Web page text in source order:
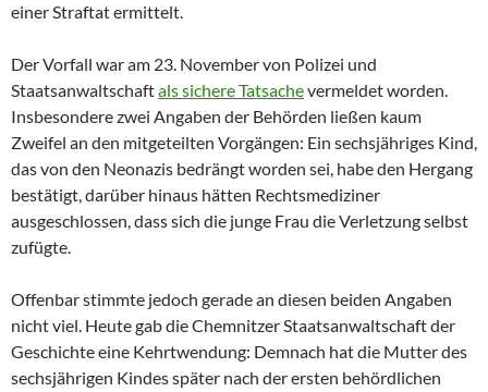
einer Straftat ermittelt.
Der Vorfall war am 23. November von Polizei und
Staatsanwaltschaftals sichere Tatsachevermeldet worden.
Insbesondere zwei Angaben der Behörden ließen kaum
Zweifel an den mitgeteilten Vorgängen: Ein sechsjähriges Kind,
das von den Neonazis bedrängt worden sei, habe den Hergang
bestätigt, darüber hinaus hätten Rechtsmediziner
ausgeschlossen, dass sich die junge Frau die Verletzung selbst
zufügte.
Offenbar stimmte jedoch gerade an diesen beiden Angaben
nicht viel. Heute gab die Chemnitzer Staatsanwaltschaft der
Geschichte eine Kehrtwendung: Demnach hat die Mutter des
sechsjährigen Kindes später nach der ersten behördlichen